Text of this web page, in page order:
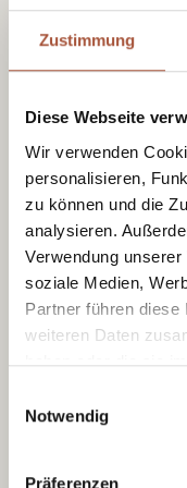
Zustimmung
Diese Webseite
Wir verwenden
personalisieren,
zu können und die
analysieren.
Verwendung
soziale Medien,
Partner führen
weiteren Daten
haben oder die sie
Notwendig
Präferenzen
Youngsters bis
Wintersaison
Jeden
Jugendliche
für das
*Jahrgang